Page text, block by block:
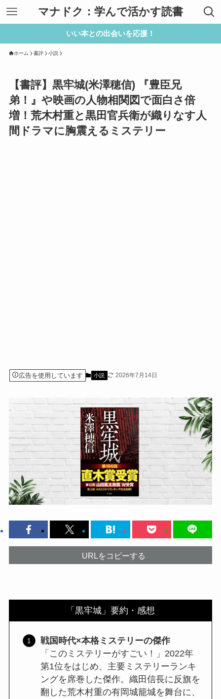
マナドク：学んで活かす読書
いい本との出会いを応援！
ホーム 書評 小説
【書評】黒牢城(米澤穂信) 『豊臣兄
弟！』や映画の人物相関図で面白さ倍
増！荒木村重と黒田官兵衛が織りなす人
間ドラマに胸震えるミステリー
広告を使用しています 小説 2026年7月14日
URLをコピーする
「黒牢城」要約・感想
戦国時代×本格ミステリーの傑作
「このミステリーがすごい！」2022年
第1位をはじめ、主要ミステリーランキ
ングを席巻した傑作。織田信長に反旗を
翻した荒木村重の有岡城籠城を舞台に、